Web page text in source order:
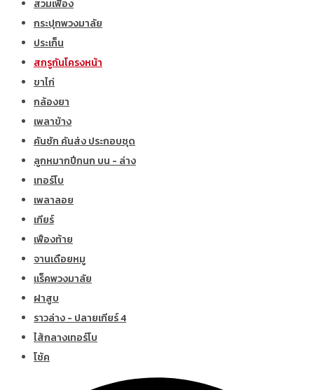
สวมเฟือง
กระปุกพวงมาลัย
ประเก็น
สกรูกันโครงหน้า
ขาไก่
กล้องยา
เพลาข้าง
คันชัก คันส่ง ประกอบชุด
ลูกหมากปีกนก บน - ล่าง
เทอร์โบ
เพลาลอย
เกียร์
เฟืองท้าย
จานเดือยหมู
แร็คพวงมาลัย
ฝาสูบ
ราวล่าง - ปลายเกียร์ 4
ไส้กลางเทอร์โบ
โช้ค